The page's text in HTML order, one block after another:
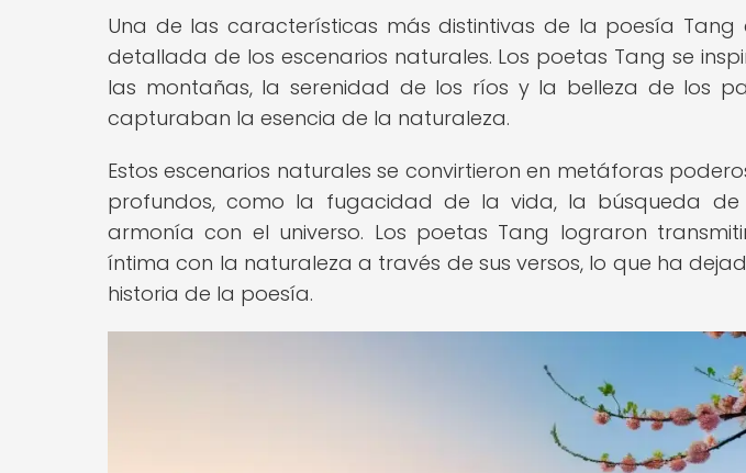
Una de las características más distintivas de la poesía Tang
detallada de los escenarios naturales. Los poetas Tang se
las montañas, la serenidad de los ríos y la belleza de los
capturaban la esencia de la naturaleza.
Estos escenarios naturales se convirtieron en metáforas
profundos, como la fugacidad de la vida, la búsqueda de
armonía con el universo. Los poetas Tang lograron
íntima con la naturaleza a través de sus versos, lo que ha
historia de la poesía.